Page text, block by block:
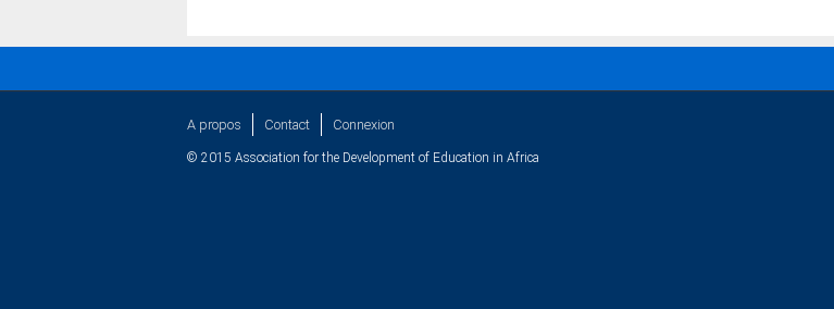
A propos Contact Connexion
© 2015 Association for the Development of Education in Africa